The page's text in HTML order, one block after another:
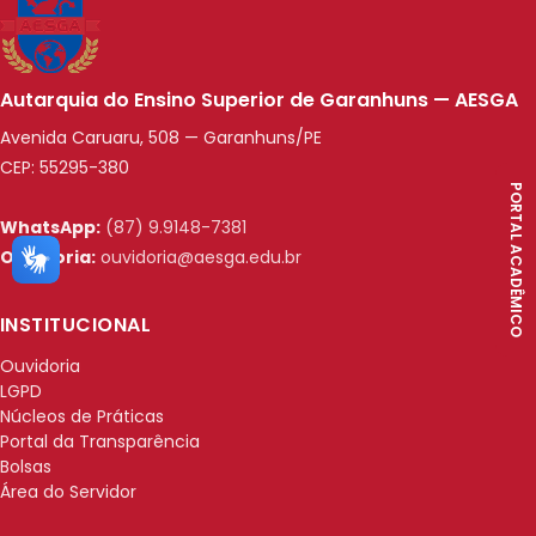
PORTAL ACADÊMICO
Autarquia do Ensino Superior de Garanhuns — AESGA
Avenida Caruaru, 508 — Garanhuns/PE
CEP: 55295-380
WhatsApp: (87) 9.9148-7381
Ouvidoria: ouvidoria@aesga.edu.br
INSTITUCIONAL
Ouvidoria
LGPD
Núcleos de Práticas
Portal da Transparência
Bolsas
Área do Servidor